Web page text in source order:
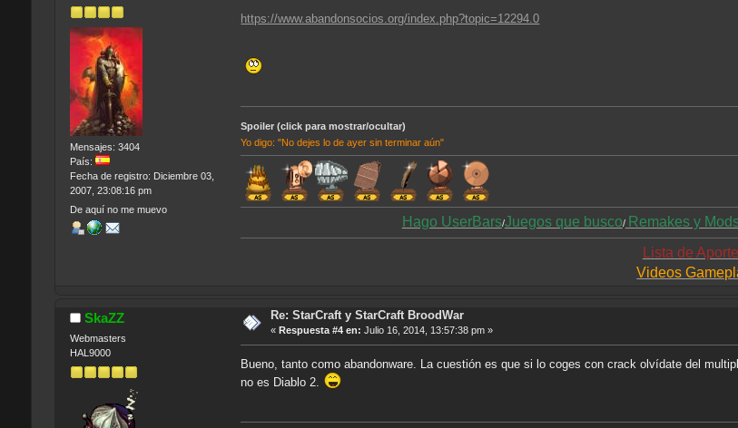
Mensajes: 3404
País:
Fecha de registro: Diciembre 03,
2007, 23:08:16 pm
De aquí no me muevo
https://www.abandonsocios.org/index.php?topic=12294.0
Spoiler (click para mostrar/ocultar)
Yo digo: "No dejes lo de ayer sin terminar aún"
Hago UserBars/Juegos que busco/ Remakes y
Lista de
Videos
SkaZZ
Webmasters
HAL9000
Re: StarCraft y StarCraft BroodWar
« Respuesta #4 en: Julio 16, 2014, 13:57:38 pm »
Bueno, tanto como abandonware. La cuestión es que si lo coges con crack olvídate del
no es Diablo 2.